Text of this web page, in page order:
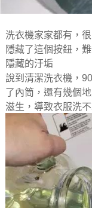
洗衣機家家都有，
隱藏了這個按鈕，
隱藏的汙垢
說到清潔洗衣機，
了內筒，還有幾個
滋生，導致衣服洗不